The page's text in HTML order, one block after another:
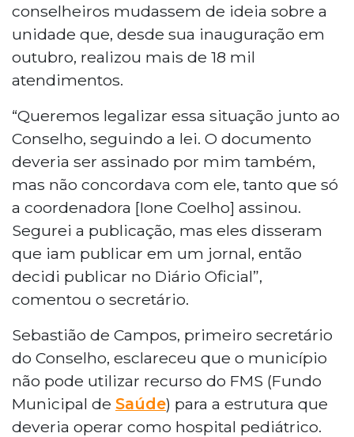
conselheiros mudassem de ideia sobre a
unidade que, desde sua inauguração em
outubro, realizou mais de 18 mil
atendimentos.
“Queremos legalizar essa situação junto ao
Conselho, seguindo a lei. O documento
deveria ser assinado por mim também,
mas não concordava com ele, tanto que só
a coordenadora [Ione Coelho] assinou.
Segurei a publicação, mas eles disseram
que iam publicar em um jornal, então
decidi publicar no Diário Oficial”,
comentou o secretário.
Sebastião de Campos, primeiro secretário
do Conselho, esclareceu que o município
não pode utilizar recurso do FMS (Fundo
Municipal de Saúde) para a estrutura que
deveria operar como hospital pediátrico.